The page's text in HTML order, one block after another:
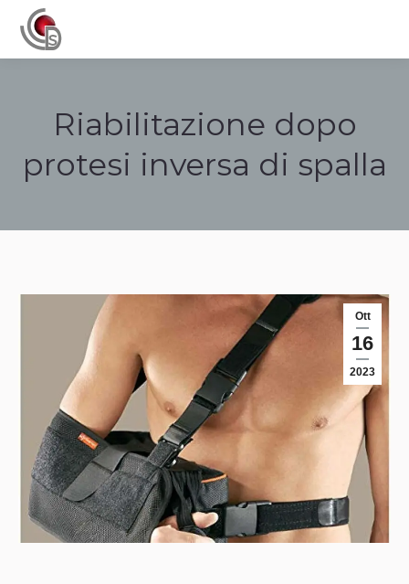
Riabilitazione dopo
protesi inversa di spalla
Ott
16
2023